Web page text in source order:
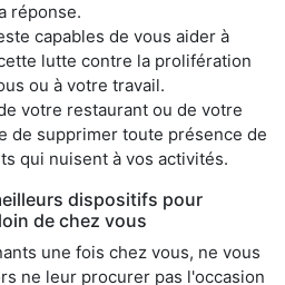
réponse.
capables de vous aider à
lutte contre la prolifération
ou à votre travail.
votre restaurant ou de votre
de supprimer toute présence de
qui nuisent à vos activités.
dispositifs pour
de chez vous
une fois chez vous, ne vous
ne leur procurer pas l'occasion